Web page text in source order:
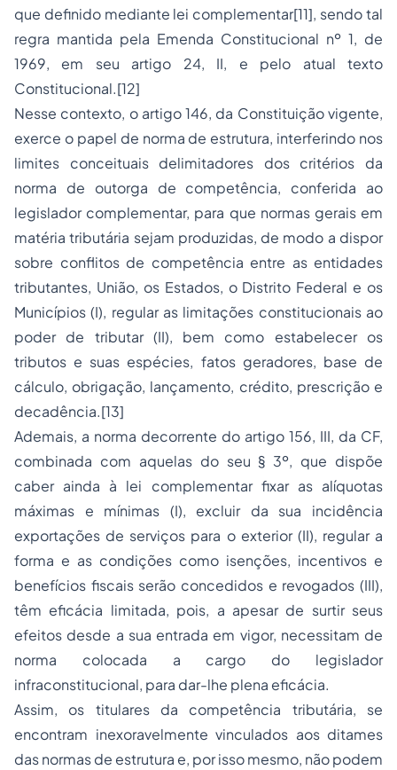
que definido mediante lei complementar[11], sendo tal
regra mantida pela Emenda Constitucional nº 1, de
1969, em seu artigo 24, II, e pelo atual texto
Constitucional.[12]
Nesse contexto, o artigo 146, da Constituição vigente,
exerce o papel de norma de estrutura, interferindo nos
limites conceituais delimitadores dos critérios da
norma de outorga de competência, conferida ao
legislador complementar, para que normas gerais em
matéria tributária sejam produzidas, de modo a dispor
sobre conflitos de competência entre as entidades
tributantes, União, os Estados, o Distrito Federal e os
Municípios (I), regular as limitações constitucionais ao
poder de tributar (II), bem como estabelecer os
tributos e suas espécies, fatos geradores, base de
cálculo, obrigação, lançamento, crédito, prescrição e
decadência.[13]
Ademais, a norma decorrente do artigo 156, III, da CF,
combinada com aquelas do seu § 3º, que dispõe
caber ainda à lei complementar fixar as alíquotas
máximas e mínimas (I), excluir da sua incidência
exportações de serviços para o exterior (II), regular a
forma e as condições como isenções, incentivos e
benefícios fiscais serão concedidos e revogados (III),
têm eficácia limitada, pois, a apesar de surtir seus
efeitos desde a sua entrada em vigor, necessitam de
norma colocada a cargo do legislador
infraconstitucional, para dar-lhe plena eficácia.
Assim, os titulares da competência tributária, se
encontram inexoravelmente vinculados aos ditames
das normas de estrutura e, por isso mesmo, não podem